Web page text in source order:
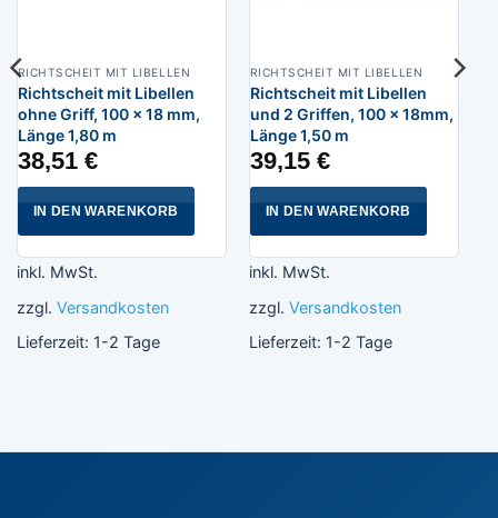
RICHTSCHEIT MIT LIBELLEN
Richtscheit mit Libellen
ohne Griff, 100 x 18 mm,
Länge 1,80 m
38,51 €
IN DEN WARENKORB
inkl. MwSt.
zzgl. Versandkosten
Lieferzeit: 1-2 Tage
RICHTSCHEIT MIT LIBELLEN
Richtscheit mit Libellen
und 2 Griffen, 100 x 18mm,
Länge 1,50 m
39,15 €
IN DEN WARENKORB
inkl. MwSt.
zzgl. Versandkosten
Lieferzeit: 1-2 Tage